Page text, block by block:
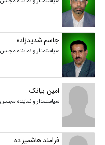
جاسم شدیدزاده
سیاستمدار و نماینده مجلس
امین بیانک
سیاستمدار و نماینده مجلس
فرامند هاشمیزاده